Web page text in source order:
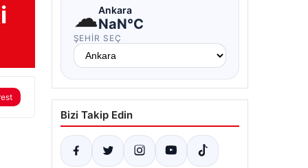
☁Ankara
NaN°C
ŞEHIR SEÇ
Bizi Takip Edin